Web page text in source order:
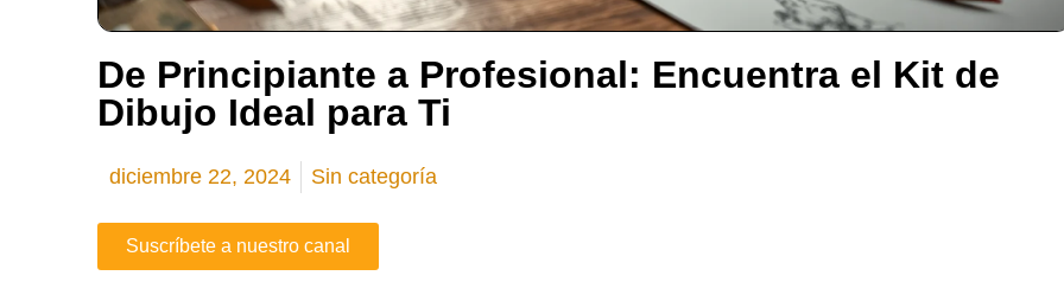
De Principiante a Profesional: Encuentra el Kit de
Dibujo Ideal para Ti
diciembre 22, 2024 Sin categoría
Suscríbete a nuestro canal